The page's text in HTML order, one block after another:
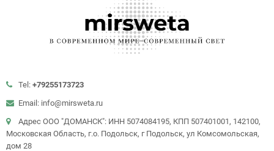
Tel: +79255173723
Email: info@mirsweta.ru
Адрес ООО "ДОМАНСК": ИНН 5074084195, КПП 507401001, 142100,
Московская Область, г.о. Подольск, г Подольск, ул Комсомольская,
дом 28